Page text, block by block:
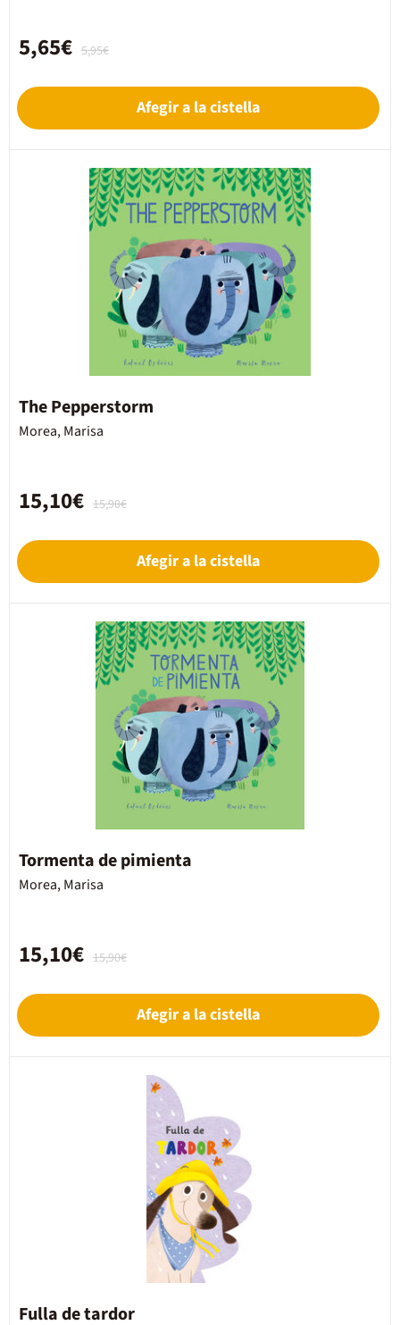
5,95€
5,65€
Afegir a la cistella
The Pepperstorm
Morea, Marisa
15,90€
15,10€
Afegir a la cistella
Tormenta de pimienta
Morea, Marisa
15,90€
15,10€
Afegir a la cistella
Fulla de tardor